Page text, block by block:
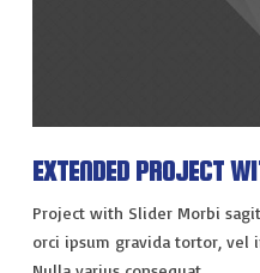
EXTENDED PROJECT
Project with Slider Morbi
orci ipsum gravida tortor, vel